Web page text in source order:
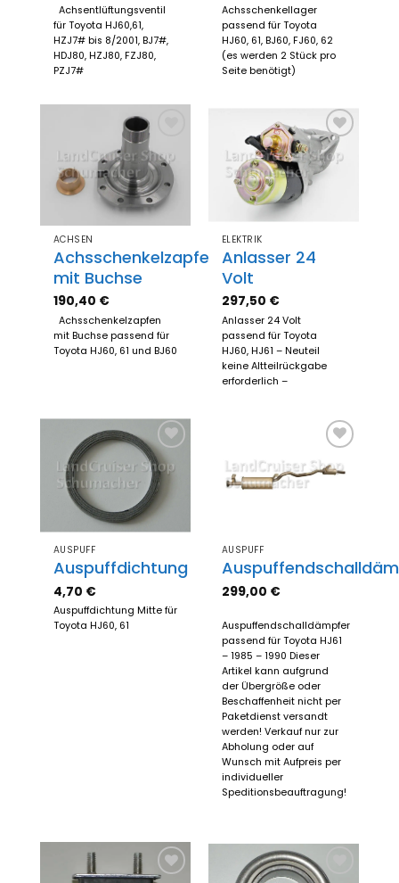
Achsentlüftungsventil
für Toyota HJ60,61,
HZJ7# bis 8/2001, BJ7#,
HDJ80, HZJ80, FZJ80,
PZJ7#
Achsschenkellager
passend für Toyota
HJ60, 61, BJ60, FJ60, 62
(es werden 2 Stück pro
Seite benötigt)
Zum
Merkzettel
hinzufügen
ACHSEN
Achsschenkelzapfen
mit Buchse
190,40 €
Achsschenkelzapfen
mit Buchse passend für
Toyota HJ60, 61 und BJ60
Zum
Merkzettel
hinzufügen
ELEKTRIK
Anlasser 24
Volt
297,50 €
Anlasser 24 Volt
passend für Toyota
HJ60, HJ61 – Neuteil
keine Altteilrückgabe
erforderlich –
Zum
Merkzettel
hinzufügen
AUSPUFF
Auspuffdichtung
4,70 €
Auspuffdichtung Mitte für
Toyota HJ60, 61
Zum
Merkzettel
hinzufügen
AUSPUFF
299,00 €
Auspuffendschalldämpfer
passend für Toyota HJ61
– 1985 – 1990 Dieser
Artikel kann aufgrund
der Übergröße oder
Beschaffenheit nicht per
Paketdienst versandt
werden! Verkauf nur zur
Abholung oder auf
Wunsch mit Aufpreis per
individueller
Speditionsbeauftragung!